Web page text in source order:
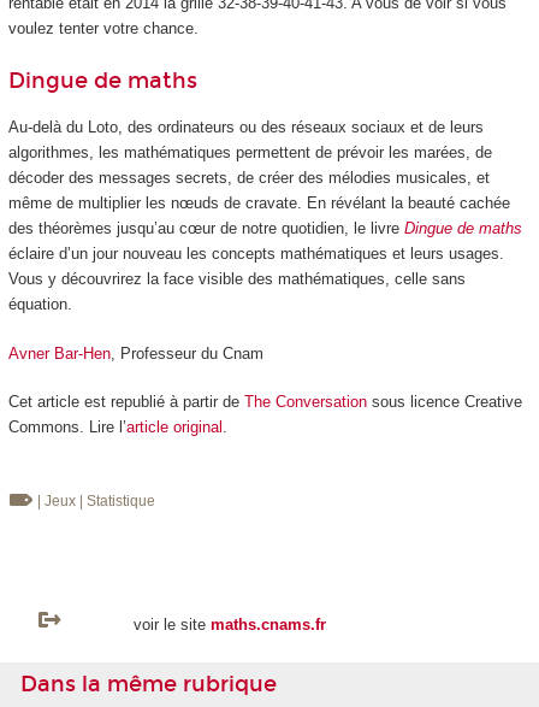
voulez tenter votre chance.
Dingue de maths
Au-delà du Loto, des ordinateurs ou des réseaux sociaux et de leurs
algorithmes, les mathématiques permettent de prévoir les marées, de
décoder des messages secrets, de créer des mélodies musicales, et
même de multiplier les nœuds de cravate. En révélant la beauté cachée
des théorèmes jusqu’au cœur de notre quotidien, le livre Dingue de maths
éclaire d’un jour nouveau les concepts mathématiques et leurs usages.
Vous y découvrirez la face visible des mathématiques, celle sans
équation.
Avner Bar-Hen, Professeur du Cnam
Cet article est republié à partir de The Conversationsous licence Creative
Commons. Lire l’article original .
| Jeux | Statistique
voir le site maths.cnams.fr
Dans la même rubrique